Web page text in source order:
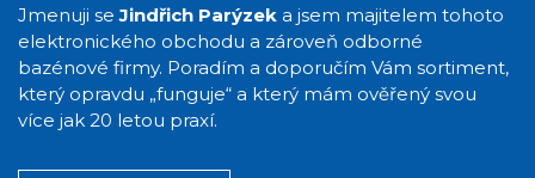
Jmenuji seJindřich Parýzek a jsem majitelem tohoto
elektronického obchodu a zároveň odborné
bazénové firmy. Poradím a doporučím Vám sortiment,
který opravdu „funguje“ a který mám ověřený svou
více jak 20 letou praxí.